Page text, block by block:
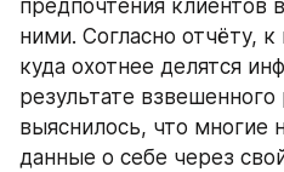
предпочтения клиентов
ними. Согласно отчёту,
куда охотнее делятся
результате
выяснилось, что многие
данные о себе через